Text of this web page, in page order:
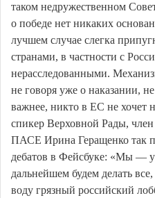
таком недружественном
о победе нет никаких
лучшем случае слегка
странами, в частности с
нерасследованными.
не говоря уже о наказании,
важнее, никто в ЕС не хочет
спикер Верховной Рады,
ПАСЕ Ирина Геращенко так
дебатов в Фейсбуке: «Мы —
дальнейшем будем делать
воду грязный российский